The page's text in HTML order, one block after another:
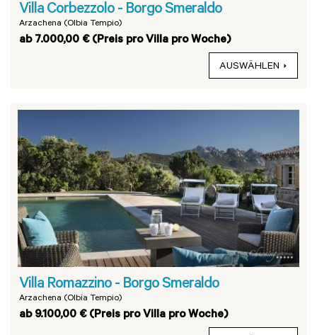
Villa Corbezzolo - Borgo Smeraldo
Arzachena (Olbia Tempio)
ab 7.000,00 € (Preis pro Villa pro Woche)
AUSWÄHLEN
Villa Romazzino - Borgo Smeraldo
Arzachena (Olbia Tempio)
ab 9.100,00 € (Preis pro Villa pro Woche)